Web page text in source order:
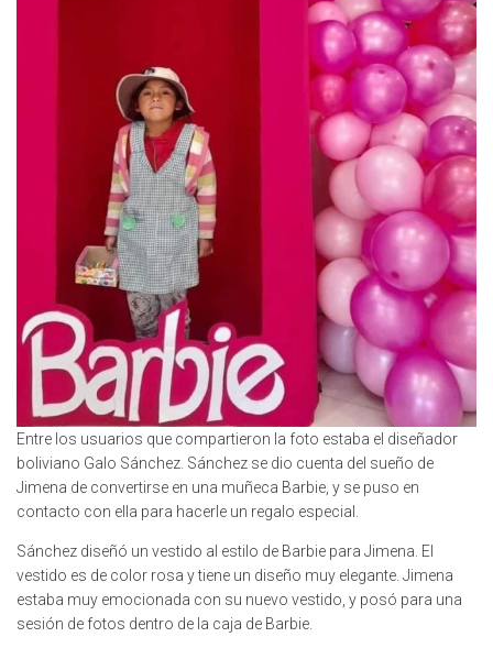
Entre los usuarios que compartieron la foto estaba el diseñador
boliviano Galo Sánchez. Sánchez se dio cuenta del sueño de
Jimena de convertirse en una muñeca Barbie, y se puso en
contacto con ella para hacerle un regalo especial.
Sánchez diseñó un vestido al estilo de Barbie para Jimena. El
vestido es de color rosa y tiene un diseño muy elegante. Jimena
estaba muy emocionada con su nuevo vestido, y posó para una
sesión de fotos dentro de la caja de Barbie.